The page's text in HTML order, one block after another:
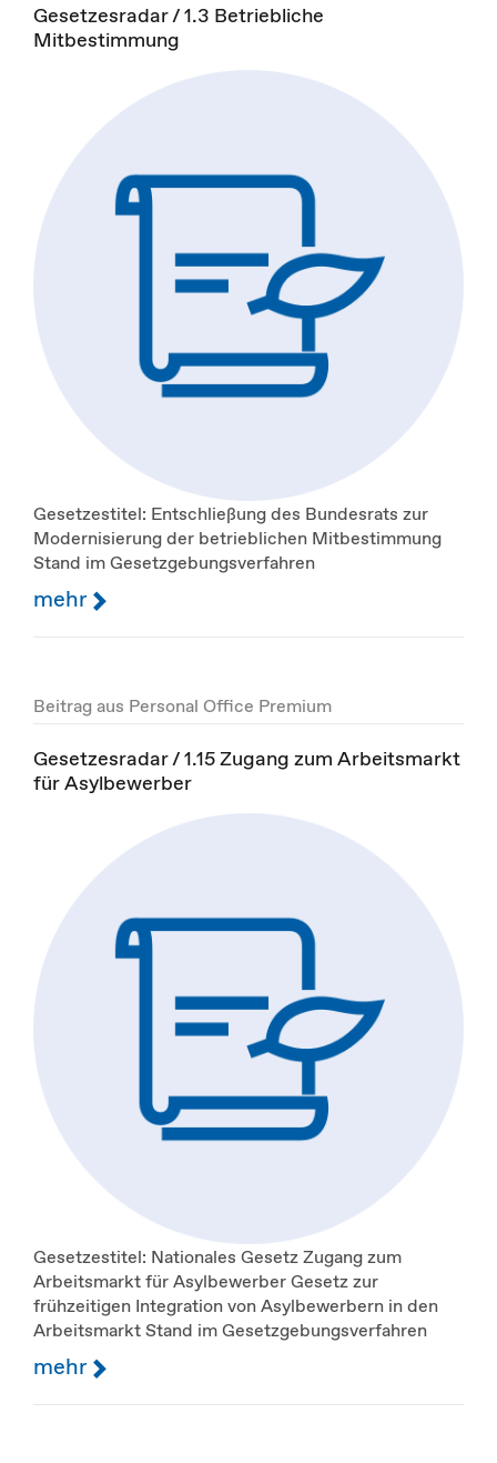
Gesetzesradar / 1.3 Betriebliche
Mitbestimmung
Gesetzestitel: Entschließung des Bundesrats zur
Modernisierung der betrieblichen Mitbestimmung
Stand im Gesetzgebungsverfahren
mehr
Beitrag aus Personal Office Premium
Gesetzesradar / 1.15 Zugang zum Arbeitsmarkt
für Asylbewerber
Gesetzestitel: Nationales Gesetz Zugang zum
Arbeitsmarkt für Asylbewerber Gesetz zur
frühzeitigen Integration von Asylbewerbern in den
Arbeitsmarkt Stand im Gesetzgebungsverfahren
mehr